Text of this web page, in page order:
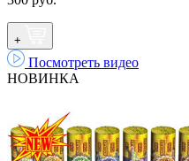
+
Посмотреть видео
НОВИНКА